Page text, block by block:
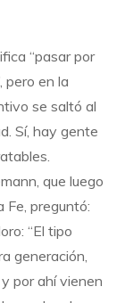
“pasar por
pero en la
se saltó al
Sí, hay gente
que luego
Fe, preguntó:
“El tipo
generación,
por ahí vienen